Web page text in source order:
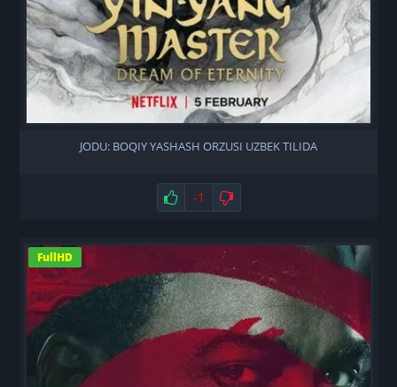
JODU: BOQIY YASHASH ORZUSI UZBEK TILIDA
Нравится
-1 Не нравится
FullHD